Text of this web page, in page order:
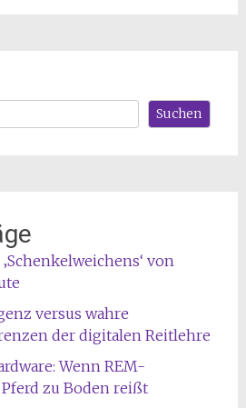
Suchen
von
versus wahre
der digitalen Reitlehre
Wenn REM-
zu Boden reißt